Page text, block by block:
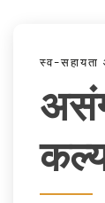
स्व-सहायता